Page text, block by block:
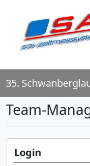
35.
Team-
Login